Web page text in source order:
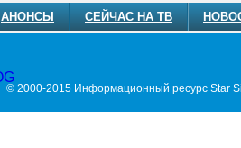
АНОНСЫ СЕЙЧАС НА ТВ
© 2000-2015 Информационный ресурс Star